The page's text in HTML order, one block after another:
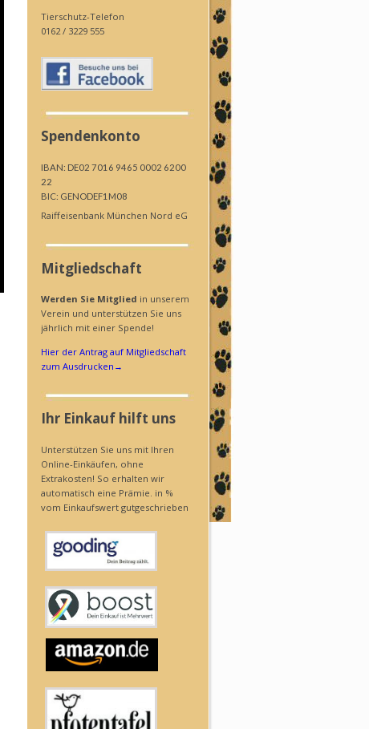
Tierschutz-Telefon
0162 / 3229 555
Spendenkonto
IBAN: DE02 7016 9465 0002 6200
22
BIC: GENODEF1M08
Raiffeisenbank München Nord eG
Mitgliedschaft
Werden Sie Mitglied in unserem
Verein und unterstützen Sie uns
jährlich mit einer Spende!
Hier der Antrag auf Mitgliedschaft
zum Ausdrucken →
Ihr Einkauf hilft uns
Unterstützen Sie uns mit Ihren
Online-Einkäufen, ohne
Extrakosten! So erhalten wir
automatisch eine Prämie. in %
vom Einkaufswert gutgeschrieben